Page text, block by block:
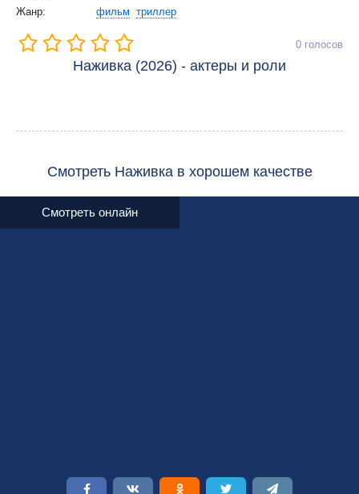
Жанр:
фильм триллер
0 голосов
Наживка (2026) - актеры и роли
Смотреть Наживка в хорошем качестве
Смотреть онлайн